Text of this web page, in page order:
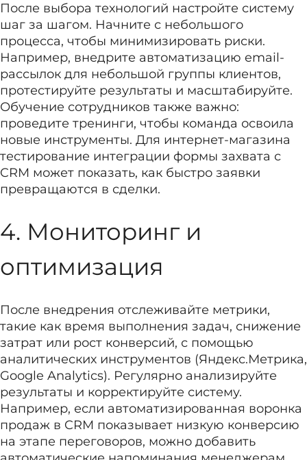
После выбора технологий настройте систему
шаг за шагом. Начните с небольшого
процесса, чтобы минимизировать риски.
Например, внедрите автоматизацию email-
рассылок для небольшой группы клиентов,
протестируйте результаты и масштабируйте.
Обучение сотрудников также важно:
проведите тренинги, чтобы команда освоила
новые инструменты. Для интернет-магазина
тестирование интеграции формы захвата с
CRM может показать, как быстро заявки
превращаются в сделки.
4. Мониторинг и
оптимизация
После внедрения отслеживайте метрики,
такие как время выполнения задач, снижение
затрат или рост конверсий, с помощью
аналитических инструментов (Яндекс.Метрика,
Google Analytics). Регулярно анализируйте
результаты и корректируйте систему.
Например, если автоматизированная воронка
продаж в CRM показывает низкую конверсию
на этапе переговоров, можно добавить